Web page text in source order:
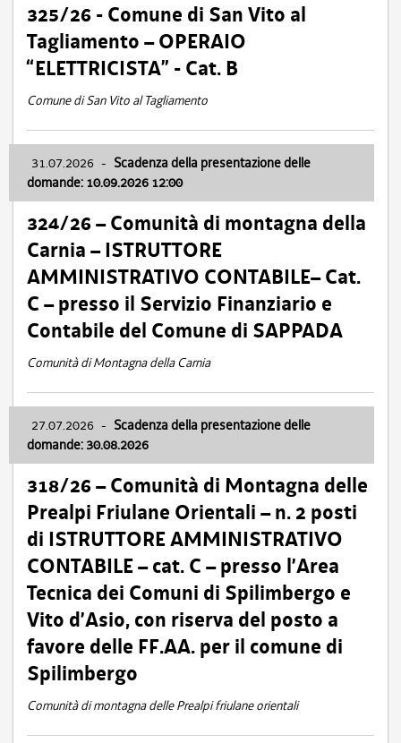
325/26 - Comune di San Vito al
Tagliamento – OPERAIO
“ELETTRICISTA” - Cat. B
Comune di San Vito al Tagliamento
31.07.2026 - Scadenza della presentazione delle
domande: 10.09.2026 12:00
324/26 – Comunità di montagna della
Carnia – ISTRUTTORE
AMMINISTRATIVO CONTABILE– Cat.
C – presso il Servizio Finanziario e
Contabile del Comune di SAPPADA
Comunità di Montagna della Carnia
27.07.2026 - Scadenza della presentazione delle
domande: 30.08.2026
318/26 – Comunità di Montagna delle
Prealpi Friulane Orientali – n. 2 posti
di ISTRUTTORE AMMINISTRATIVO
CONTABILE – cat. C – presso l’Area
Tecnica dei Comuni di Spilimbergo e
Vito d’Asio, con riserva del posto a
favore delle FF.AA. per il comune di
Spilimbergo
Comunità di montagna delle Prealpi friulane orientali